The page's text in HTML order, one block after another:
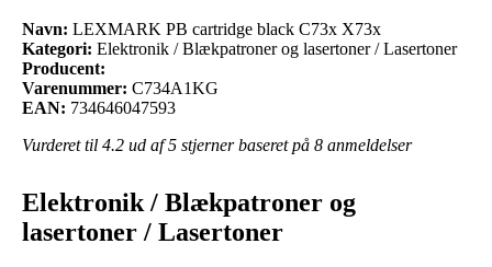
Navn: LEXMARK PB cartridge black C73x X73x
Kategori: Elektronik / Blækpatroner og lasertoner / Lasertoner
Producent:
Varenummer: C734A1KG
EAN: 734646047593
Vurderet til 4.2 ud af 5 stjerner baseret på 8 anmeldelser
Elektronik / Blækpatroner og
lasertoner / Lasertoner